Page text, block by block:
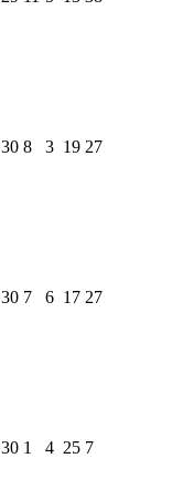
30 8 3 19 27
30 7 6 17 27
30 1 4 25 7